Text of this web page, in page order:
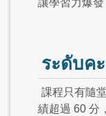
讓學習力爆發
ระดับค
課程只有隨
績超過 60 分